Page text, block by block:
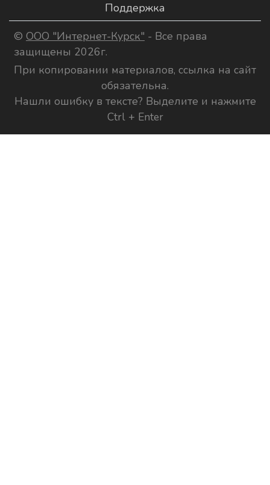
Поддержка
© ООО "Интернет-Курск" - Все права
защищены 2026г.
При копировании материалов, ссылка на сайт
обязательна.
Нашли ошибку в тексте? Выделите и нажмите
Ctrl + Enter